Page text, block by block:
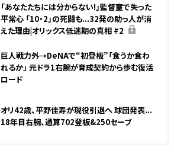
「あなたたちには分からない!」監督室で失った
平常心 「10・2」の死闘も...32発の助っ人が消
えた理由|オリックス低迷期の真相 #2
巨人戦力外→DeNAで“初登板”「食うか食わ
れるか」 元ドラ1右腕が育成契約から歩む復活
ロード
オリ42歳、平野佳寿が現役引退へ 球団発表...
18年目右腕、通算702登板&250セーブ